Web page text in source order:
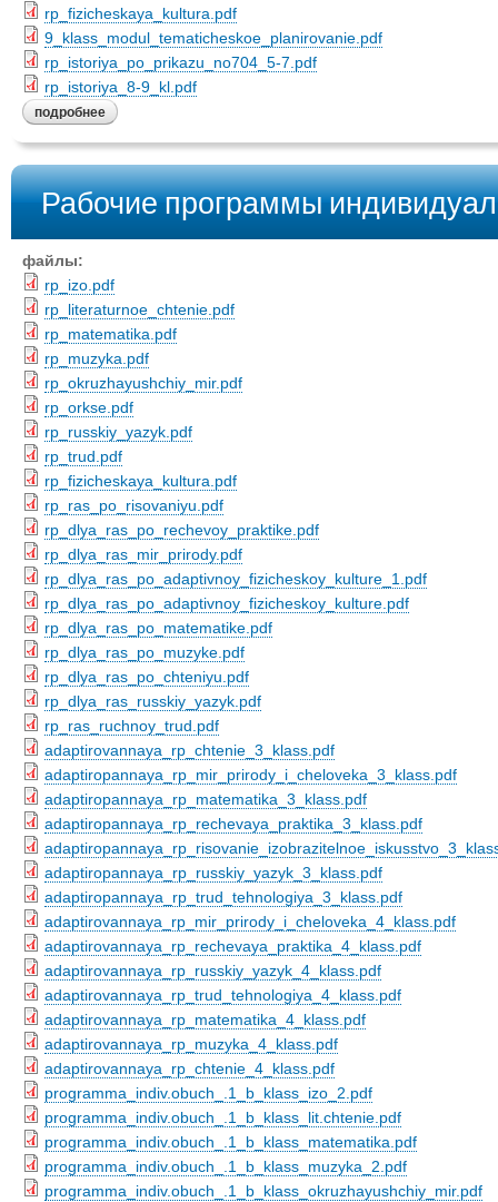
rp_fizicheskaya_kultura.pdf
9_klass_modul_tematicheskoe_planirovanie.pdf
rp_istoriya_po_prikazu_no704_5-7.pdf
rp_istoriya_8-9_kl.pdf
подробнее
Рабочие программы
файлы:
rp_izo.pdf
rp_literaturnoe_chtenie.pdf
rp_matematika.pdf
rp_muzyka.pdf
rp_okruzhayushchiy_mir.pdf
rp_orkse.pdf
rp_russkiy_yazyk.pdf
rp_trud.pdf
rp_fizicheskaya_kultura.pdf
rp_ras_po_risovaniyu.pdf
rp_dlya_ras_po_rechevoy_praktike.pdf
rp_dlya_ras_mir_prirody.pdf
rp_dlya_ras_po_adaptivnoy_fizicheskoy_kulture_1.pdf
rp_dlya_ras_po_adaptivnoy_fizicheskoy_kulture.pdf
rp_dlya_ras_po_matematike.pdf
rp_dlya_ras_po_muzyke.pdf
rp_dlya_ras_po_chteniyu.pdf
rp_dlya_ras_russkiy_yazyk.pdf
rp_ras_ruchnoy_trud.pdf
adaptirovannaya_rp_chtenie_3_klass.pdf
adaptiropannaya_rp_mir_prirody_i_cheloveka_3_klass.pdf
adaptiropannaya_rp_matematika_3_klass.pdf
adaptiropannaya_rp_rechevaya_praktika_3_klass.pdf
adaptiropannaya_rp_russkiy_yazyk_3_klass.pdf
adaptiropannaya_rp_trud_tehnologiya_3_klass.pdf
adaptirovannaya_rp_mir_prirody_i_cheloveka_4_klass.pdf
adaptirovannaya_rp_rechevaya_praktika_4_klass.pdf
adaptirovannaya_rp_russkiy_yazyk_4_klass.pdf
adaptirovannaya_rp_trud_tehnologiya_4_klass.pdf
adaptirovannaya_rp_matematika_4_klass.pdf
adaptirovannaya_rp_muzyka_4_klass.pdf
adaptirovannaya_rp_chtenie_4_klass.pdf
programma_indiv.obuch_.1_b_klass_izo_2.pdf
programma_indiv.obuch_.1_b_klass_lit.chtenie.pdf
programma_indiv.obuch_.1_b_klass_matematika.pdf
programma_indiv.obuch_.1_b_klass_muzyka_2.pdf
programma_indiv.obuch_.1_b_klass_okruzhayushchiy_mir.pdf